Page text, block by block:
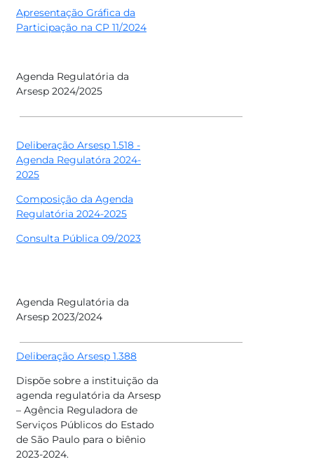
Apresentação Gráfica da
Participação na CP 11/2024
Agenda Regulatória da
Arsesp 2024/2025
Deliberação Arsesp 1.518 -
Agenda Regulatóra 2024-
2025
Composição da Agenda
Regulatória 2024-2025
Consulta Pública 09/2023
Agenda Regulatória da
Arsesp 2023/2024
Deliberação Arsesp 1.388
Dispõe sobre a instituição da
agenda regulatória da Arsesp
– Agência Reguladora de
Serviços Públicos do Estado
de São Paulo para o biênio
2023-2024.